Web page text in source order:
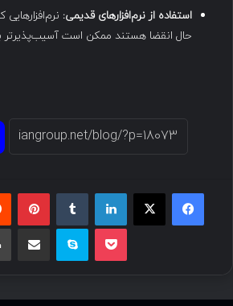
استفاده از نرم‌افزارهای قدیمی:
حال انقضا هستند ممکن است آسیب‌پذیرتر
فیسبوک ایکس لینکداین پینتریست
پاکت اسکایپ